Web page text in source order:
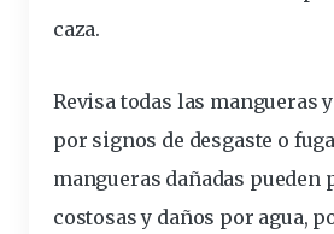
caza.
Revisa todas las mangueras
por signos de desgaste o
mangueras dañadas pueden
costosas y daños por agua,